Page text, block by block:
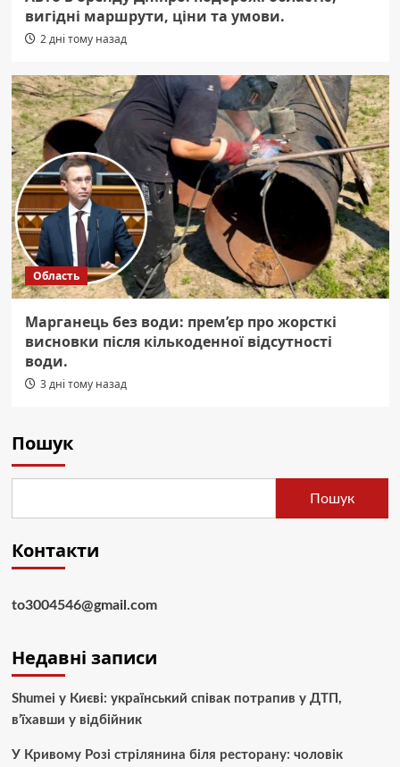
вигідні маршрути, ціни та умови.
2 дні тому назад
Область
Марганець без води: прем’єр про жорсткі
висновки після кількоденної відсутності
води.
3 дні тому назад
Пошук
Пошук
Контакти
to3004546@gmail.com
Недавні записи
Shumei у Києві: український співак потрапив у ДТП,
в’їхавши у відбійник
У Кривому Розі стрілянина біля ресторану: чоловік